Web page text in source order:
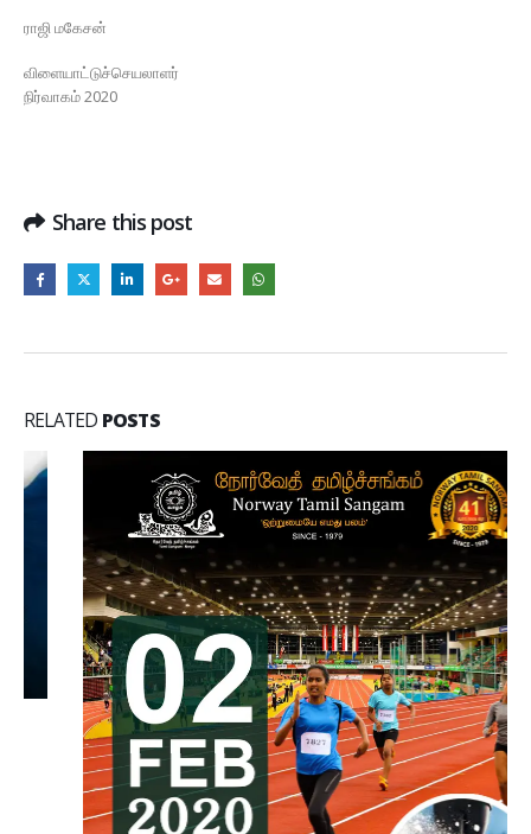
ராஜி மகேசன்
விளையாட்டுச்செயலாளர்
நிர்வாகம் 2020
Share this post
RELATED POSTS